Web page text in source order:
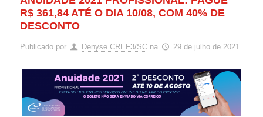
R$ 361,84 ATÉ O DIA 10/08, COM 40% DE
DESCONTO
Publicado por Denyse CREF3/SC na 29 de julho de 2021